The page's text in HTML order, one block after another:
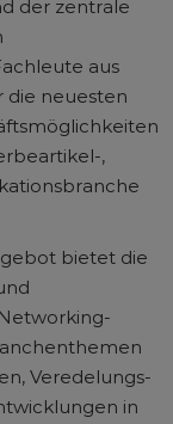
der zentrale
aus
die neuesten
,
bietet die
Veredelungs-
in